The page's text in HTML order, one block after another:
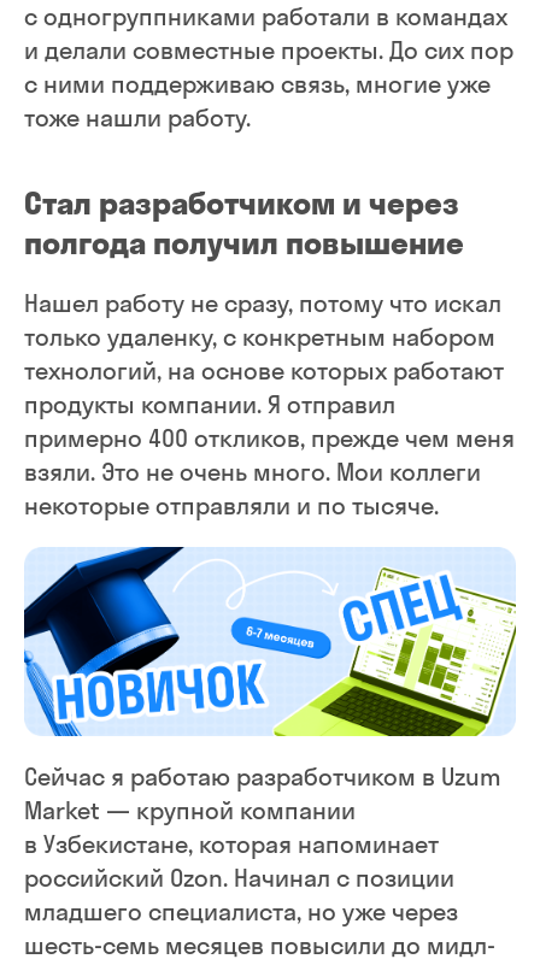
с одногруппниками работали в командах
и делали совместные проекты. До сих пор
с ними поддерживаю связь, многие уже
тоже нашли работу.
Стал разработчиком и через
полгода получил повышение
Нашел работу не сразу, потому что искал
только удаленку, с конкретным набором
технологий, на основе которых работают
продукты компании. Я отправил
примерно 400 откликов, прежде чем меня
взяли. Это не очень много. Мои коллеги
некоторые отправляли и по тысяче.
Сейчас я работаю разработчиком в Uzum
Market — крупной компании
в Узбекистане, которая напоминает
российский Ozon. Начинал с позиции
младшего специалиста, но уже через
шесть-семь месяцев повысили до мидл-